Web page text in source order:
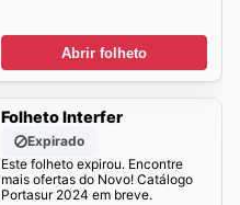
Abrir folheto
Folheto Interfer
Expirado
Este folheto expirou. Encontre
mais ofertas do Novo! Catálogo
Portasur 2024 em breve.